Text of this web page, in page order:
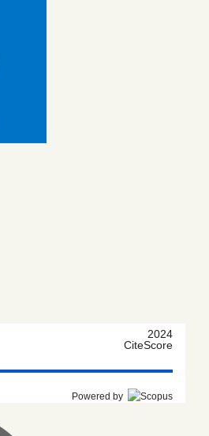
2024
CiteScore
Powered by